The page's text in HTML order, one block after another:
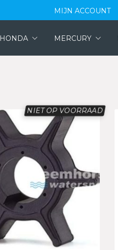
MIJN ACCOUNT
HONDA MERCURY
NIET OP VOORRAAD